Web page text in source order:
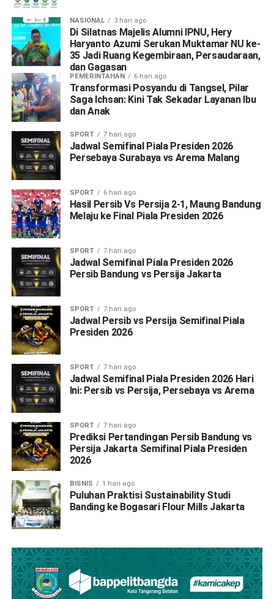
NASIONAL 3 hari ago
Di Silatnas Majelis Alumni IPNU, Hery
Haryanto Azumi Serukan Muktamar NU ke-
35 Jadi Ruang Kegembiraan, Persaudaraan,
dan Gagasan
PEMERINTAHAN 6 hari ago
Transformasi Posyandu di Tangsel, Pilar
Saga Ichsan: Kini Tak Sekadar Layanan Ibu
dan Anak
SPORT 7 hari ago
Jadwal Semifinal Piala Presiden 2026
Persebaya Surabaya vs Arema Malang
SPORT 6 hari ago
Hasil Persib Vs Persija 2-1, Maung Bandung
Melaju ke Final Piala Presiden 2026
SPORT 7 hari ago
Jadwal Semifinal Piala Presiden 2026
Persib Bandung vs Persija Jakarta
SPORT 7 hari ago
Jadwal Persib vs Persija Semifinal Piala
Presiden 2026
SPORT 7 hari ago
Jadwal Semifinal Piala Presiden 2026 Hari
Ini: Persib vs Persija, Persebaya vs Arema
SPORT 7 hari ago
Prediksi Pertandingan Persib Bandung vs
Persija Jakarta Semifinal Piala Presiden
2026
BISNIS 1 hari ago
Puluhan Praktisi Sustainability Studi
Banding ke Bogasari Flour Mills Jakarta